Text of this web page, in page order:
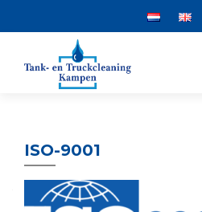
ISO-9001